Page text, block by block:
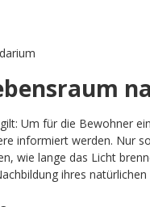
Um für die Bewohner
informiert werden. Nur
wie lange das Licht
ihres